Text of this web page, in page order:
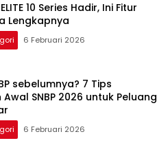
10 Series Hadir, Ini Fitur
Lengkapnya
6 Februari 2026
sebelumnya? 7 Tips
SNBP 2026 untuk Peluang
6 Februari 2026